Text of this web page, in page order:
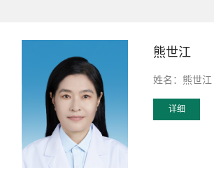
熊世江
详细